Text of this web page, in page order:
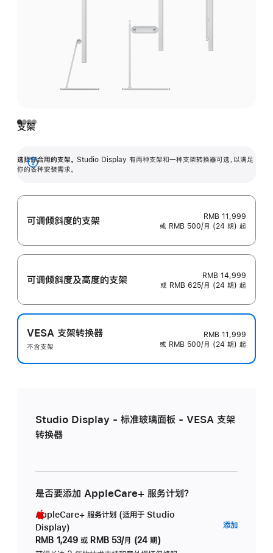
支架
选择你合用的支架。 Studio Display 有两种支架和一种支架转换器可选，以满足
你的各种安装需求。
展
可调倾斜度的支架
RMB 11,999
或 RMB 500/月 (24 期) 起
可调倾斜度及高‍度的支‍架
RMB 14,999
或 RMB 625/月 (24 期) 起
VESA 支架转换器
不含支架
RMB 11,999
或 RMB 500/月 (24 期) 起
Studio Display - 标准玻璃面板 - VESA 支架
转换器
是否要添加 AppleCare+ 服务计划？
AppleCare+ 服务计划 (适用于 Studio
Display)
RMB 1,249 或 RMB 53/月 (24 期)
添加